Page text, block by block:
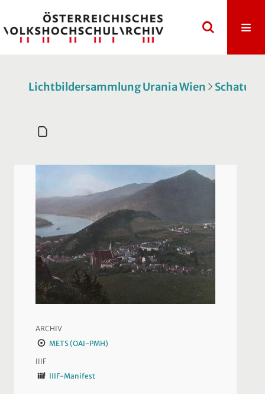
Lichtbildersammlung Urania Wien
ARCHIV
METS (OAI-PMH)
IIIF
IIIF-Manifest